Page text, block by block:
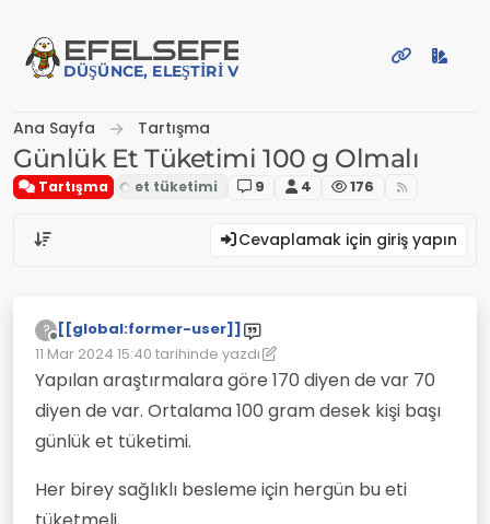
EFELSEFE
DÜŞÜNCE, ELEŞTIRI VE PAYLAŞIM PLATFORMU
Ana Sayfa Tartışma
Günlük Et Tüketimi 100 g Olmalı
Tartışma 9 4 176
Cevaplamak için giriş yapın
?
Çevrimdışı
[[global:former-user]]
11 Mar 2024 15:40 tarihinde yazdı
Son düzenleyen: [[global:former-user]]
Yapılan araştırmalara göre 170 diyen de var 70
diyen de var. Ortalama 100 gram desek kişi başı
günlük et tüketimi.
Her birey sağlıklı besleme için hergün bu eti